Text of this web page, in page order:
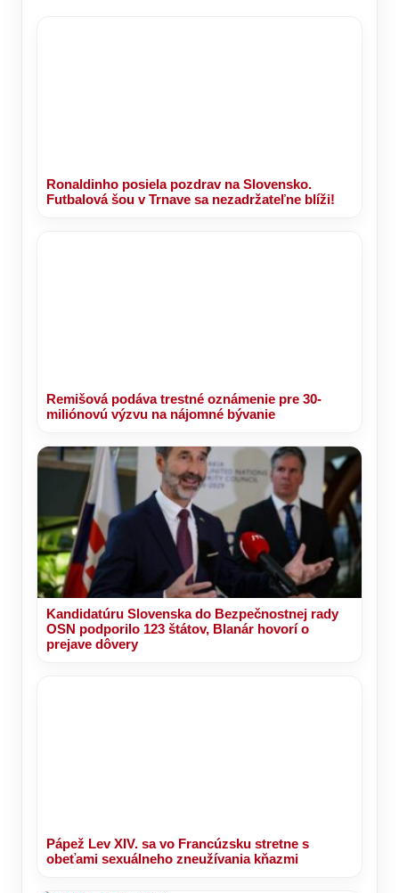
Ronaldinho posiela pozdrav na Slovensko.
Futbalová šou v Trnave sa nezadržateľne blíži!
Remišová podáva trestné oznámenie pre 30-
miliónovú výzvu na nájomné bývanie
Kandidatúru Slovenska do Bezpečnostnej rady
OSN podporilo 123 štátov, Blanár hovorí o
prejave dôvery
Pápež Lev XIV. sa vo Francúzsku stretne s
obeťami sexuálneho zneužívania kňazmi